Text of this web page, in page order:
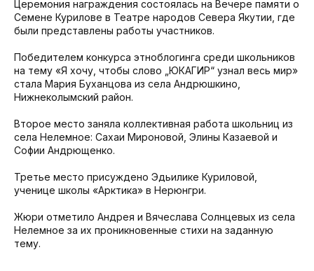
Церемония награждения состоялась на Вечере памяти о
Семене Курилове в Театре народов Севера Якутии, где
были представлены работы участников.
Победителем конкурса этноблогинга среди школьников
на тему «Я хочу, чтобы слово „ЮКАГИР“ узнал весь мир»
стала Мария Буханцова из села Андрюшкино,
Нижнеколымский район.
Второе место заняла коллективная работа школьниц из
села Нелемное: Сахаи Мироновой, Элины Казаевой и
Софии Андрющенко.
Третье место присуждено Эдьилике Куриловой,
ученице школы «Арктика» в Нерюнгри.
Жюри отметило Андрея и Вячеслава Солнцевых из села
Нелемное за их проникновенные стихи на заданную
тему.